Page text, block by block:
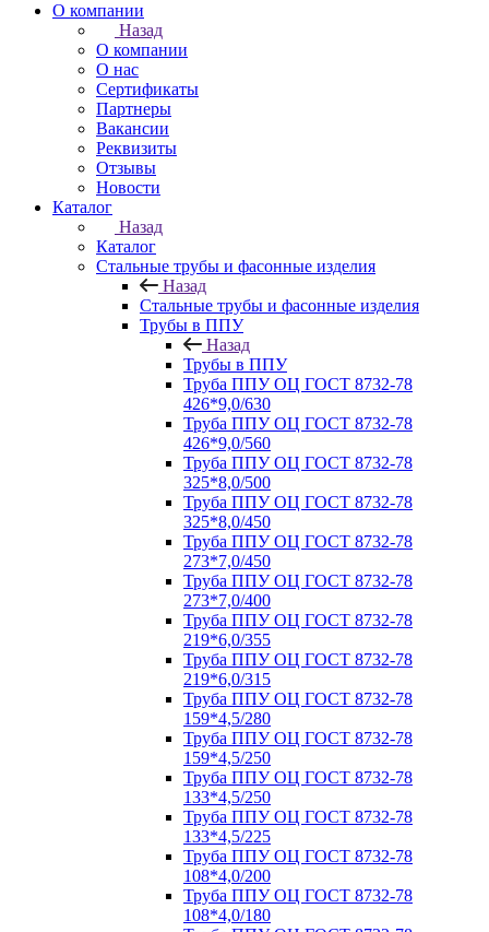
О компании
Назад
О компании
О нас
Сертификаты
Партнеры
Вакансии
Реквизиты
Отзывы
Новости
Каталог
Назад
Каталог
Стальные трубы и фасонные изделия
Назад
Стальные трубы и фасонные изделия
Трубы в ППУ
Назад
Трубы в ППУ
Труба ППУ ОЦ ГОСТ 8732-78
426*9,0/630
Труба ППУ ОЦ ГОСТ 8732-78
426*9,0/560
Труба ППУ ОЦ ГОСТ 8732-78
325*8,0/500
Труба ППУ ОЦ ГОСТ 8732-78
325*8,0/450
Труба ППУ ОЦ ГОСТ 8732-78
273*7,0/450
Труба ППУ ОЦ ГОСТ 8732-78
273*7,0/400
Труба ППУ ОЦ ГОСТ 8732-78
219*6,0/355
Труба ППУ ОЦ ГОСТ 8732-78
219*6,0/315
Труба ППУ ОЦ ГОСТ 8732-78
159*4,5/280
Труба ППУ ОЦ ГОСТ 8732-78
159*4,5/250
Труба ППУ ОЦ ГОСТ 8732-78
133*4,5/250
Труба ППУ ОЦ ГОСТ 8732-78
133*4,5/225
Труба ППУ ОЦ ГОСТ 8732-78
108*4,0/200
Труба ППУ ОЦ ГОСТ 8732-78
108*4,0/180